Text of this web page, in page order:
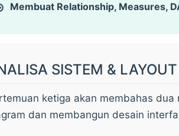
Membuat Relationship, Measures,
SISTEM &
ketiga akan membahas
dan membangun desain